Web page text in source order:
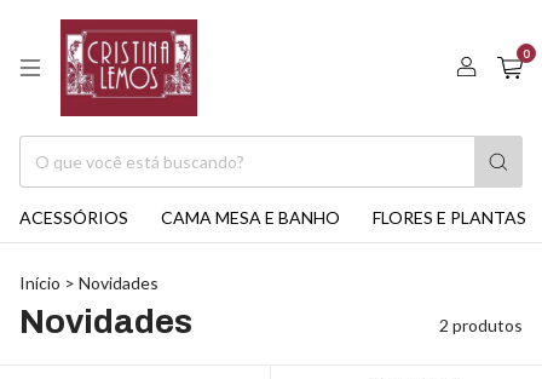
0
ACESSÓRIOS CAMA MESA E BANHO FLORES E PLANTAS
Início > Novidades
Novidades 2 produtos